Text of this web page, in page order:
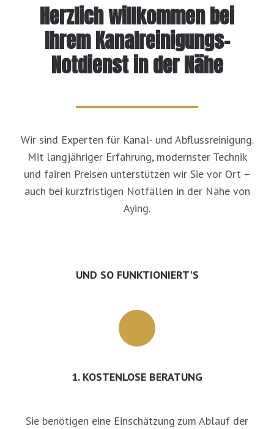
Herzlich willkommen bei
Ihrem Kanalreinigungs-
Notdienst in der Nähe
Wir sind Experten für Kanal- und Abflussreinigung.
Mit langjähriger Erfahrung, modernster Technik
und fairen Preisen unterstützen wir Sie vor Ort –
auch bei kurzfristigen Notfällen in der Nähe von
Aying.
UND SO FUNKTIONIERT'S
1. KOSTENLOSE BERATUNG
Sie benötigen eine Einschätzung zum Ablauf der